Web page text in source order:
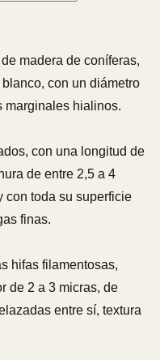
madera de coníferas,
con un diámetro
marginales hialinos.
con una longitud de
de entre 2,5 a 4
con toda su superficie
finas.
hifas filamentosas,
de 2 a 3 micras, de
entre sí, textura